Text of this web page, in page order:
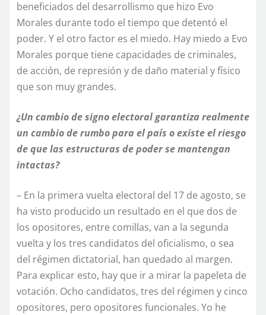
beneficiados del desarrollismo que hizo Evo
Morales durante todo el tiempo que detentó el
poder. Y el otro factor es el miedo. Hay miedo a Evo
Morales porque tiene capacidades de criminales,
de acción, de represión y de daño material y físico
que son muy grandes.
¿Un cambio de signo electoral garantiza realmente
un cambio de rumbo para el país o existe el riesgo
de que las estructuras de poder se mantengan
intactas?
– En la primera vuelta electoral del 17 de agosto, se
ha visto producido un resultado en el que dos de
los opositores, entre comillas, van a la segunda
vuelta y los tres candidatos del oficialismo, o sea
del régimen dictatorial, han quedado al margen.
Para explicar esto, hay que ir a mirar la papeleta de
votación. Ocho candidatos, tres del régimen y cinco
opositores, pero opositores funcionales. Yo he